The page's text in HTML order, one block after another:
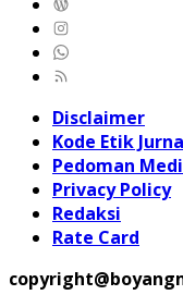
Disclaimer
Kode Etik
Pedoman
Privacy Policy
Redaksi
Rate Card